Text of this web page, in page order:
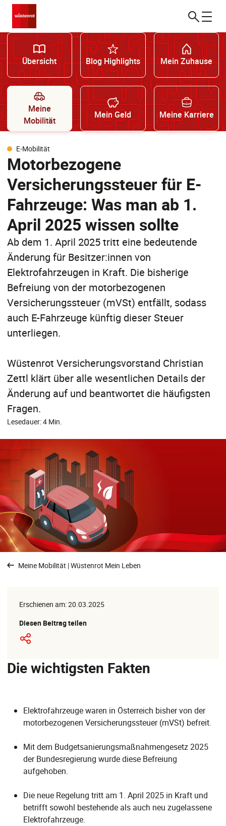
Übersicht Blog Highlights Mein Zuhause
Meine
Mobilität
Mein Geld Meine Karriere
E-Mobilität
Motorbezogene
Versicherungssteuer für E-
Fahrzeuge: Was man ab 1.
April 2025 wissen sollte
Ab dem 1. April 2025 tritt eine bedeutende
Änderung für Besitzer:innen von
Elektrofahrzeugen in Kraft. Die bisherige
Befreiung von der motorbezogenen
Versicherungssteuer (mVSt) entfällt, sodass
auch E-Fahrzeuge künftig dieser Steuer
unterliegen.
Wüstenrot Versicherungsvorstand Christian
Zettl klärt über alle wesentlichen Details der
Änderung auf und beantwortet die häufigsten
Fragen.
Lesedauer: 4 Min.
Meine Mobilität | Wüstenrot Mein Leben
Erschienen am: 20.03.2025
Diesen Beitrag teilen
Die wichtigsten Fakten
Elektrofahrzeuge waren in Österreich bisher von der
motorbezogenen Versicherungssteuer (mVSt) befreit.
Mit dem Budgetsanierungsmaßnahmengesetz 2025
der Bundesregierung wurde diese Befreiung
aufgehoben.
Die neue Regelung tritt am 1. April 2025 in Kraft und
betrifft sowohl bestehende als auch neu zugelassene
Elektrofahrzeuge.